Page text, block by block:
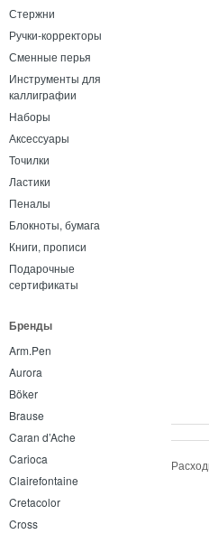
Стержни
Ручки-корректоры
Сменные перья
Инструменты для
каллиграфии
Наборы
Аксессуары
Точилки
Ластики
Пеналы
Блокноты, бумага
Книги, прописи
Подарочные
сертификаты
Бренды
Arm.Pen
Aurora
Böker
Brause
Caran d’Ache
Carioca
Clairefontaine
Cretacolor
Cross